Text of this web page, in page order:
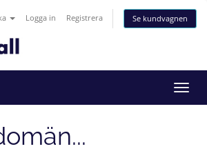
Logga in Registrera Se kundvagnen